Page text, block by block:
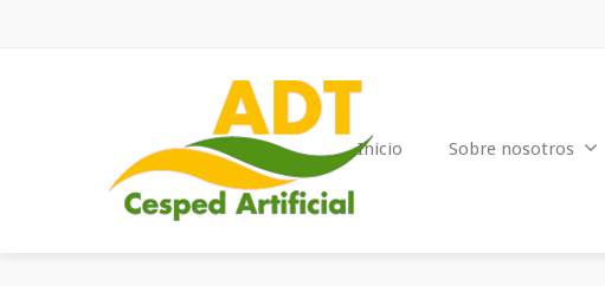
Inicio Sobre nosotros